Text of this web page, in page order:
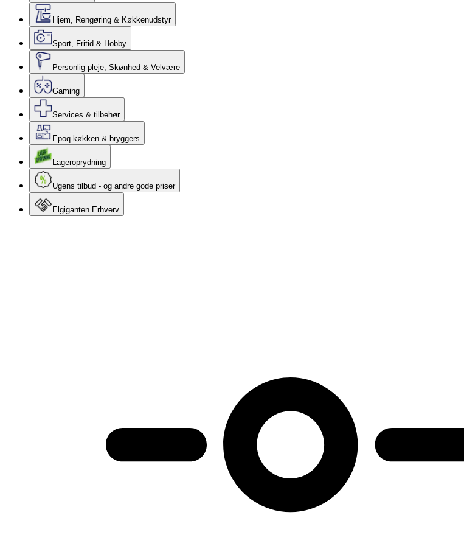
Hjem, Rengøring & Køkkenudstyr
Sport, Fritid & Hobby
Personlig pleje, Skønhed & Velvære
Gaming
Services & tilbehør
Epoq køkken & bryggers
Lageroprydning
Ugens tilbud - og andre gode priser
Elgiganten Erhverv